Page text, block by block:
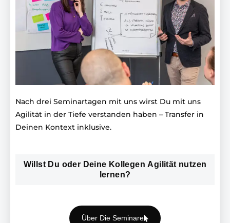
Nach drei Seminartagen mit uns wirst Du mit uns
Agilität in der Tiefe verstanden haben – Transfer in
Deinen Kontext inklusive.
Willst Du oder Deine Kollegen Agilität nutzen
lernen?
Über Die Seminare